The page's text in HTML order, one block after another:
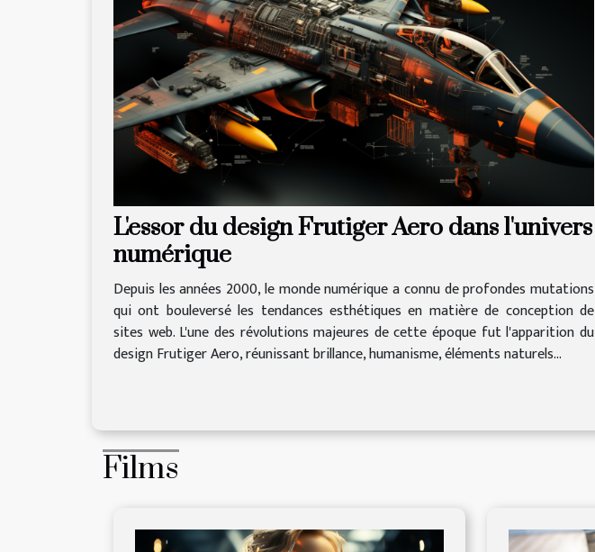
L'essor du design Frutiger Aero dans l'univers
numérique
Depuis les années 2000, le monde numérique a connu de profondes mutations
qui ont bouleversé les tendances esthétiques en matière de conception de
sites web. L'une des révolutions majeures de cette époque fut l'apparition du
design Frutiger Aero, réunissant brillance, humanisme, éléments naturels...
Films